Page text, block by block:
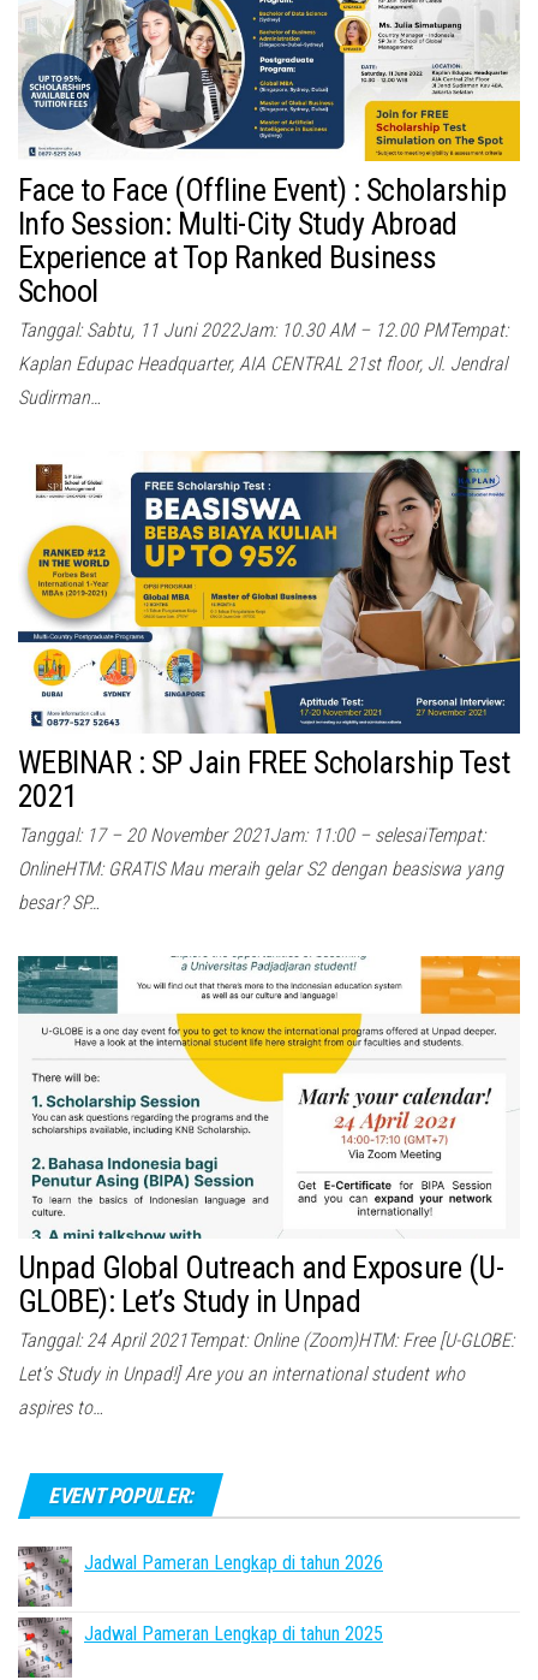
Face to Face (Offline Event) : Scholarship
Info Session: Multi-City Study Abroad
Experience at Top Ranked Business
School
Tanggal: Sabtu, 11 Juni 2022Jam: 10.30 AM – 12.00 PMTempat:
Kaplan Edupac Headquarter, AIA CENTRAL 21st floor, Jl. Jendral
Sudirman…
WEBINAR : SP Jain FREE Scholarship Test
2021
Tanggal: 17 – 20 November 2021Jam: 11:00 – selesaiTempat:
OnlineHTM: GRATIS Mau meraih gelar S2 dengan beasiswa yang
besar? SP…
Unpad Global Outreach and Exposure (U-
GLOBE): Let’s Study in Unpad
Tanggal: 24 April 2021Tempat: Online (Zoom)HTM: Free [U-GLOBE:
Let’s Study in Unpad!] Are you an international student who
aspires to…
EVENT POPULER:
Jadwal Pameran Lengkap di tahun 2026
Jadwal Pameran Lengkap di tahun 2025